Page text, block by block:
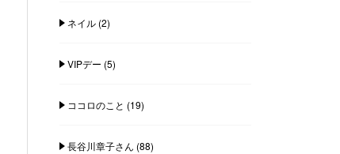
ネイル(2)
VIPデー (5)
ココロのこと (19)
長谷川章子さん (88)